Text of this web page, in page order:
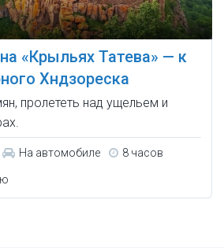
«Крыльях Татева» — к
Хндзореска
пролететь над ущельем и
На автомобиле 8 часов